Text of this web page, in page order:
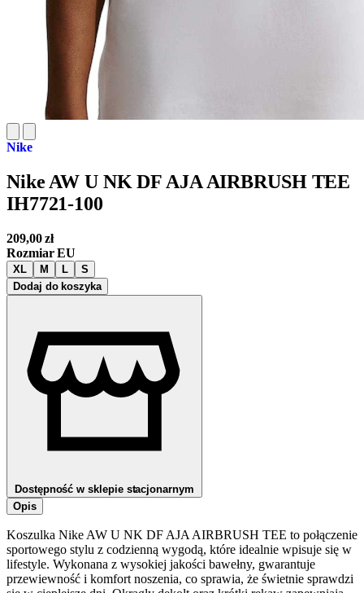
Nike
Nike AW U NK DF AJA AIRBRUSH TEE
IH7721-100
209,00zł
Rozmiar EU
XL M L
S
Dodaj do koszyka
Dostępność w sklepie stacjonarnym
Opis
Koszulka Nike AW U NK DF AJA AIRBRUSH TEE to połączenie
sportowego stylu z codzienną wygodą, które idealnie wpisuje się w
lifestyle. Wykonana z wysokiej jakości bawełny, gwarantuje
przewiewność i komfort noszenia, co sprawia, że świetnie sprawdzi